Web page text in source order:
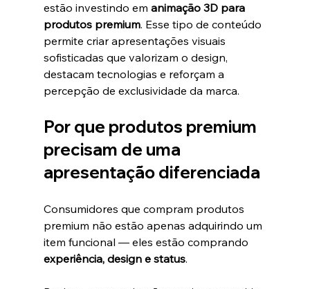
estão investindo em animação 3D para
produtos premium. Esse tipo de conteúdo
permite criar apresentações visuais
sofisticadas que valorizam o design,
destacam tecnologias e reforçam a
percepção de exclusividade da marca.
Por que produtos premium
precisam de uma
apresentação diferenciada
Consumidores que compram produtos
premium não estão apenas adquirindo um
item funcional — eles estão comprando
experiência, design e status.